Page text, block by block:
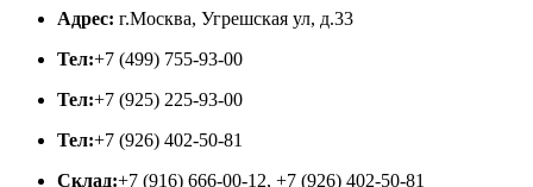
Адрес: г.Москва, Угрешская ул, д.33
Тел:+7 (499) 755-93-00
Тел:+7 (925) 225-93-00
Тел:+7 (926) 402-50-81
Склад:+7 (916) 666-00-12, +7 (926) 402-50-81